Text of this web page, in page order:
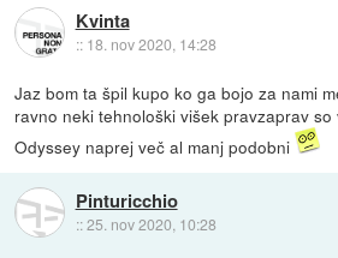
Kvinta
:: 18. nov 2020, 14:28
Jaz bom ta špil kupo ko ga bojo za nami
ravno neki tehnološki višek pravzaprav
Odyssey naprej več al manj podobni
Pinturicchio
::25. nov 2020, 10:28